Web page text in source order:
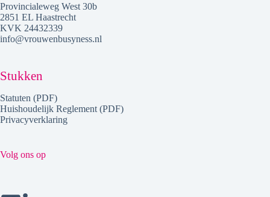
Provincialeweg West 30b
2851 EL Haastrecht
KVK 24432339
info@vrouwenbusyness.nl
Stukken
Statuten (PDF)
Huishoudelijk Reglement (PDF)
Privacyverklaring
Volg ons op